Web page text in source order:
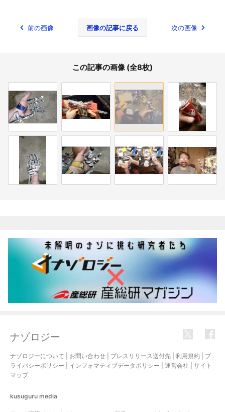
前の画像 画像の記事に戻る 次の画像
この記事の画像 (全8枚)
ナゾロジー
ナゾロジーについて お問い合わせ プレスリリース送付先 利用規約
プ
ライバシーポリシー
インフォマティブデータポリシー 運営会社
サイト
マップ
kusuguru media